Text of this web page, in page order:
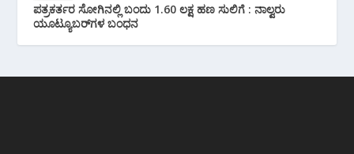
ಪತ್ರಕರ್ತರ ಸೋಗಿನಲ್ಲಿ ಬಂದು 1.60 ಲಕ್ಷ ಹಣ ಸುಲಿಗೆ : ನಾಲ್ವರು
ಯೂಟ್ಯೂಬರ್‌ಗಳ ಬಂಧನ